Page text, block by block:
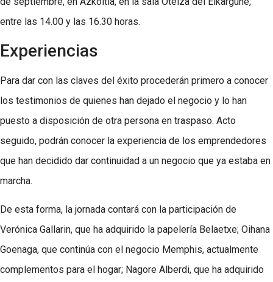
entre las 14.00 y las 16.30 horas.
Experiencias
Para dar con las claves del éxito procederán primero a conocer
los testimonios de quienes han dejado el negocio y lo han
puesto a disposición de otra persona en traspaso. Acto
seguido, podrán conocer la experiencia de los emprendedores
que han decidido dar continuidad a un negocio que ya estaba en
marcha.
De esta forma, la jornada contará con la participación de
Verónica Gallarin, que ha adquirido la papelería Belaetxe; Oihana
Goenaga, que continúa con el negocio Memphis, actualmente
complementos para el hogar; Nagore Alberdi, que ha adquirido